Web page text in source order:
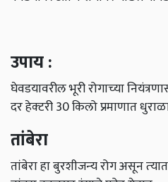
उपाय :
घेवडयावरील भूरी रोगाच्‍या
दर हेक्‍टरी 30 किलो प्रमाणात
तांबेरा
तांबेरा हा बुरशीजन्‍य रोग असून त्‍यात
तांबूस काळपट रंगाचे फोड येतात.